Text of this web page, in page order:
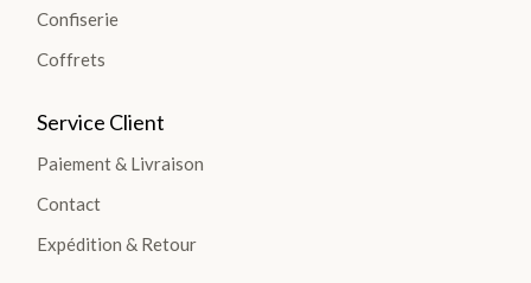
FÊT
E
PÈR
ES >
Confiserie
Coffrets
Service Client
Paiement & Livraison
Contact
Expédition & Retour